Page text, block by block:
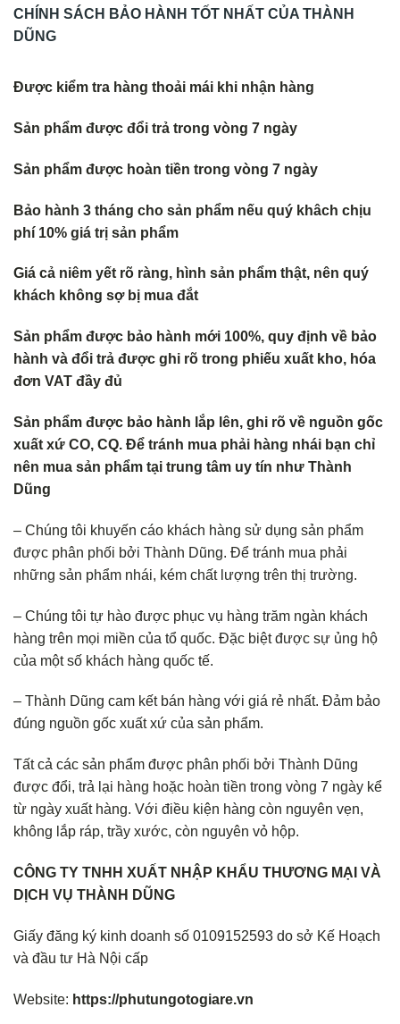
CHÍNH SÁCH BẢO HÀNH TỐT NHẤT CỦA THÀNH
DŨNG
Được kiểm tra hàng thoải mái khi nhận hàng
Sản phẩm được đổi trả trong vòng 7 ngày
Sản phẩm được hoàn tiền trong vòng 7 ngày
Bảo hành 3 tháng cho sản phẩm nếu quý khâch chịu
phí 10% giá trị sản phẩm
Giá cả niêm yết rõ ràng, hình sản phẩm thật, nên quý
khách không sợ bị mua đắt
Sản phẩm được bảo hành mới 100%, quy định về bảo
hành và đổi trả được ghi rõ trong phiếu xuất kho, hóa
đơn VAT đầy đủ
Sản phẩm được bảo hành lắp lên, ghi rõ về nguồn gốc
xuất xứ CO, CQ. Để tránh mua phải hàng nhái bạn chỉ
nên mua sản phẩm tại trung tâm uy tín như Thành
Dũng
– Chúng tôi khuyến cáo khách hàng sử dụng sản phẩm
được phân phối bởi Thành Dũng. Để tránh mua phải
những sản phẩm nhái, kém chất lượng trên thị trường.
– Chúng tôi tự hào được phục vụ hàng trăm ngàn khách
hàng trên mọi miền của tổ quốc. Đặc biệt được sự ủng hộ
của một số khách hàng quốc tế.
– Thành Dũng cam kết bán hàng với giá rẻ nhất. Đảm bảo
đúng nguồn gốc xuất xứ của sản phẩm.
Tất cả các sản phẩm được phân phối bởi Thành Dũng
được đổi, trả lại hàng hoặc hoàn tiền trong vòng 7 ngày kể
từ ngày xuất hàng. Với điều kiện hàng còn nguyên vẹn,
không lắp ráp, trầy xước, còn nguyên vỏ hộp.
CÔNG TY TNHH XUẤT NHẬP KHẨU THƯƠNG MẠI VÀ
DỊCH VỤ THÀNH DŨNG
Giấy đăng ký kinh doanh số 0109152593 do sở Kế Hoạch
và đầu tư Hà Nội cấp
Website: https://phutungotogiare.vn